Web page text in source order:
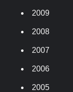
2009
2008
2007
2006
2005